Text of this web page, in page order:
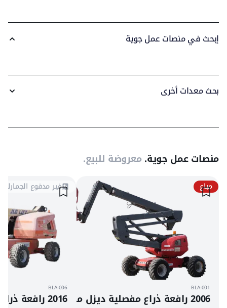
إبحث في منصات عمل جوية
بحث معدات أخرى
منصات عمل جوية.معروضة للبيع.
مباع
BLA-001
2006 رافعة ذراع مفصلية ديزل مانيتو 160 ATJ
غير مدفوع الجمارك
BLA-006
2016 رافعة ذراع تلسكوبية دفع رباعي ديزل جي إل جي 460SJ